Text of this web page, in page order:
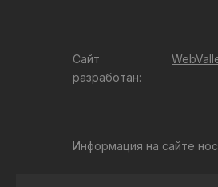
Информация на сайте
Сайт
разработан: